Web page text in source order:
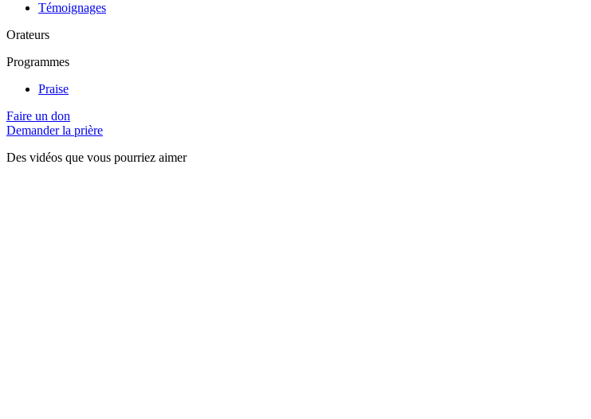
Témoignages
Orateurs
Programmes
Praise
Faire un don
Demander la prière
Des vidéos que vous pourriez aimer